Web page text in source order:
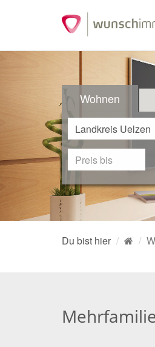
Wohnen
Du bist hier